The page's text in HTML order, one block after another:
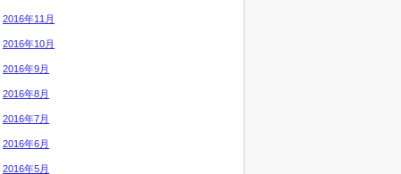
2016年11月
2016年10月
2016年9月
2016年8月
2016年7月
2016年6月
2016年5月